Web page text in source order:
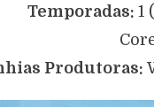
Temporadas: 1
Produtoras: